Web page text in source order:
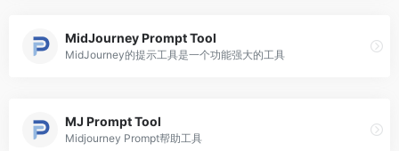
MidJourney Prompt Tool
MidJourney的提示工具是一个功能强大的工具
MJ Prompt Tool
Midjourney Prompt帮助工具